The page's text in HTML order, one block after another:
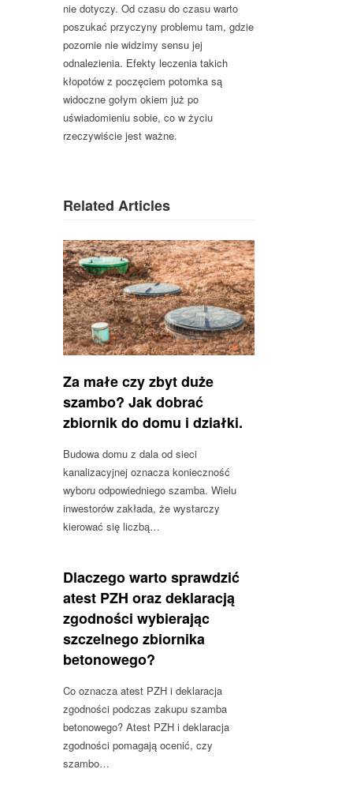
nie dotyczy. Od czasu do czasu warto
poszukać przyczyny problemu tam, gdzie
pozornie nie widzimy sensu jej
odnalezienia. Efekty leczenia takich
kłopotów z poczęciem potomka są
widoczne gołym okiem już po
uświadomieniu sobie, co w życiu
rzeczywiście jest ważne.
Related Articles
Za małe czy zbyt duże
szambo? Jak dobrać
zbiornik do domu i działki.
Budowa domu z dala od sieci
kanalizacyjnej oznacza konieczność
wyboru odpowiedniego szamba. Wielu
inwestorów zakłada, że wystarczy
kierować się liczbą…
Dlaczego warto sprawdzić
atest PZH oraz deklaracją
zgodności wybierając
szczelnego zbiornika
betonowego?
Co oznacza atest PZH i deklaracja
zgodności podczas zakupu szamba
betonowego? Atest PZH i deklaracja
zgodności pomagają ocenić, czy
szambo…